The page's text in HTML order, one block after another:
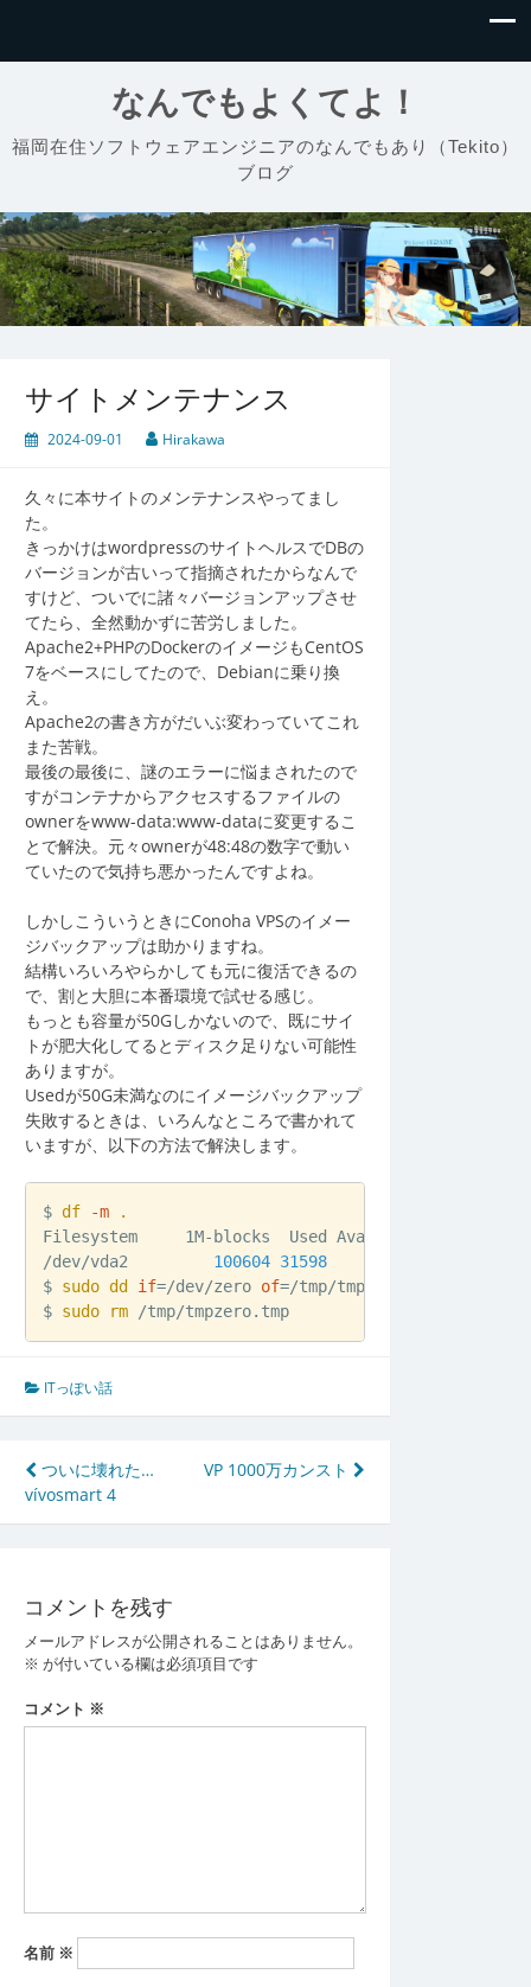
なんでもよくてよ！
福岡在住ソフトウェアエンジニアのなんでもあり（Tekito）
ブログ
サイトメンテナンス
2024-09-01 Hirakawa
久々に本サイトのメンテナンスやってまし
た。
きっかけはwordpressのサイトヘルスでDBの
バージョンが古いって指摘されたからなんで
すけど、ついでに諸々バージョンアップさせ
てたら、全然動かずに苦労しました。
Apache2+PHPのDockerのイメージもCentOS
7をベースにしてたので、Debianに乗り換
え。
Apache2の書き方がだいぶ変わっていてこれ
また苦戦。
最後の最後に、謎のエラーに悩まされたので
すがコンテナからアクセスするファイルの
ownerをwww-data:www-dataに変更するこ
とで解決。元々ownerが48:48の数字で動い
ていたので気持ち悪かったんですよね。
しかしこういうときにConoha VPSのイメー
ジバックアップは助かりますね。
結構いろいろやらかしても元に復活できるの
で、割と大胆に本番環境で試せる感じ。
もっとも容量が50Gしかないので、既にサイ
トが肥大化してるとディスク足りない可能性
ありますが。
Usedが50G未満なのにイメージバックアップ
失敗するときは、いろんなところで書かれて
いますが、以下の方法で解決します。
$ df -m
.
Filesystem     1M-blocks  Used Available Use%
/dev/vda2 100604 31598
$ sudo dd if=/dev/zero of=/tmp/tmpzero.tmp
$ sudo rm
ITっぽい話
投
稿
ビ
ゲ
ー
シ
ついに壊れた…
vívosmart 4
VP 1000万カンスト
コメントを残す
メールアドレスが公開されることはありません。
※ が付いている欄は必須項目です
コメント ※
名前 ※